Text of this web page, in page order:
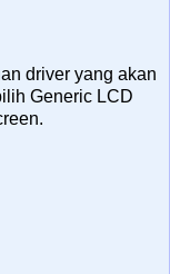
driver yang akan
Generic LCD